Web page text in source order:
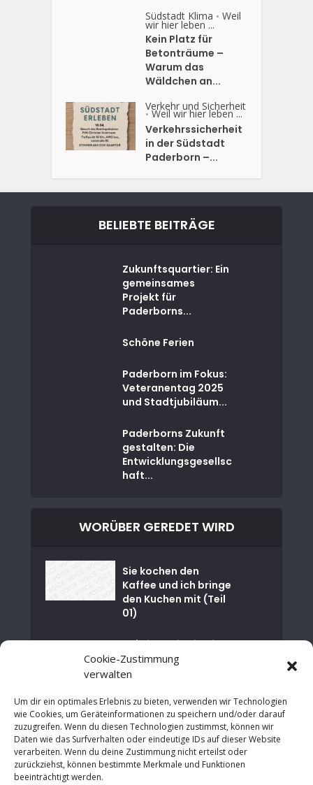
Cookie-Zustimmung
verwalten
Um dir ein optimales Erlebnis zu bieten, verwenden wir Technologien
wie Cookies, um Geräteinformationen zu speichern und/oder darauf
zuzugreifen. Wenn du diesen Technologien zustimmst, können wir
Daten wie das Surfverhalten oder eindeutige IDs auf dieser Website
verarbeiten. Wenn du deine Zustimmung nicht erteilst oder
zurückziehst, können bestimmte Merkmale und Funktionen
beeinträchtigt werden.
Südstadt Klima • Weil
wir hier leben ...
Kein Platz für
Betonträume –
Warum das
Wäldchen an...
Verkehr und Sicherheit
• Weil wir hier leben ...
Verkehrssicherheit
in der Südstadt
Paderborn –...
BELIEBTE BEITRÄGE
Zukunftsquartier: Ein
gemeinsames
Projekt für
Paderborns...
Schöne Ferien
Paderborn im Fokus:
Veteranentag 2025
und Stadtjubiläum...
Paderborns Zukunft
gestalten: Die
Entwicklungsgesellsc
haft...
WORÜBER GEREDET WIRD
Sie kochen den
Kaffee und ich bringe
den Kuchen mit (Teil
01)
🌊💧Eine Reise in die
Tiefe der
Paderborner...
Happy Birthday EU –
30 Jahre
Maastrichter
Verträge